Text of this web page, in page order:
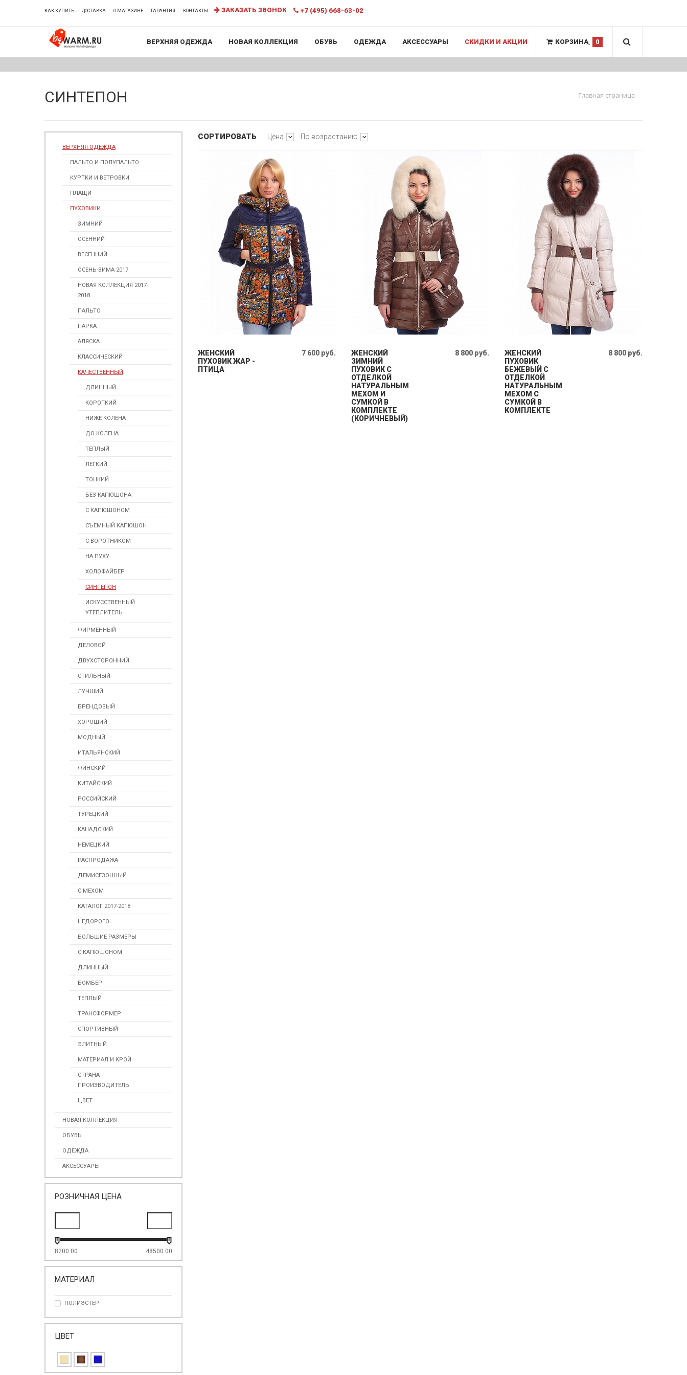
КАК КУПИТЬ ДОСТАВКА О МАГАЗИНЕ ГАРАНТИЯ КОНТАКТЫ ЗАКАЗАТЬ ЗВОНОК +7 (495) 668-63-02
КОРЗИНА 0
ВЕРХНЯЯ ОДЕЖДА НОВАЯ КОЛЛЕКЦИЯ ОБУВЬ ОДЕЖДА АКСЕССУАРЫ СКИДКИ И АКЦИИ
СИНТЕПОН Главная страница
ВЕРХНЯЯ ОДЕЖДА
ПАЛЬТО И ПОЛУПАЛЬТО
КУРТКИ И ВЕТРОВКИ
ПЛАЩИ
ПУХОВИКИ
ЗИМНИЙ
ОСЕННИЙ
ВЕСЕННИЙ
ОСЕНЬ-ЗИМА 2017
НОВАЯ КОЛЛЕКЦИЯ 2017-
2018
ПАЛЬТО
ПАРКА
АЛЯСКА
КЛАССИЧЕСКИЙ
КАЧЕСТВЕННЫЙ
ДЛИННЫЙ
КОРОТКИЙ
НИЖЕ КОЛЕНА
ДО КОЛЕНА
ТЕПЛЫЙ
ЛЕГКИЙ
ТОНКИЙ
БЕЗ КАПЮШОНА
С КАПЮШОНОМ
СЪЕМНЫЙ КАПЮШОН
С ВОРОТНИКОМ
НА ПУХУ
ХОЛОФАЙБЕР
СИНТЕПОН
ИСКУСCТВЕННЫЙ
УТЕПЛИТЕЛЬ
ФИРМЕННЫЙ
ДЕЛОВОЙ
ДВУХСТОРОННИЙ
СТИЛЬНЫЙ
ЛУЧШИЙ
БРЕНДОВЫЙ
ХОРОШИЙ
МОДНЫЙ
ИТАЛЬЯНСКИЙ
ФИНСКИЙ
КИТАЙСКИЙ
РОССИЙСКИЙ
ТУРЕЦКИЙ
КАНАДСКИЙ
НЕМЕЦКИЙ
РАСПРОДАЖА
ДЕМИСЕЗОННЫЙ
С МЕХОМ
КАТАЛОГ 2017-2018
НЕДОРОГО
БОЛЬШИЕ РАЗМЕРЫ
С КАПЮШОНОМ
ДЛИННЫЙ
БОМБЕР
ТЕПЛЫЙ
ТРАНСФОРМЕР
СПОРТИВНЫЙ
ЭЛИТНЫЙ
МАТЕРИАЛ И КРОЙ
СТРАНА
ПРОИЗВОДИТЕЛЬ
ЦВЕТ
НОВАЯ КОЛЛЕКЦИЯ
ОБУВЬ
ОДЕЖДА
АКСЕССУАРЫ
РОЗНИЧНАЯ ЦЕНА
8200.00 48500.00
МАТЕРИАЛ
ПОЛИЭСТЕР
ЦВЕТ
СОРТИРОВАТЬ Цена По возрастанию
ЖЕНСКИЙ
ПУХОВИК ЖАР -
ПТИЦА
7 600 руб.
ЖЕНСКИЙ
ЗИМНИЙ
ПУХОВИК С
ОТДЕЛКОЙ
НАТУРАЛЬНЫМ
МЕХОМ И
СУМКОЙ В
КОМПЛЕКТЕ
(КОРИЧНЕВЫЙ)
8 800 руб.
ЖЕНСКИЙ
ПУХОВИК
БЕЖЕВЫЙ С
ОТДЕЛКОЙ
НАТУРАЛЬНЫМ
МЕХОМ С
СУМКОЙ В
КОМПЛЕКТЕ
8 800 руб.